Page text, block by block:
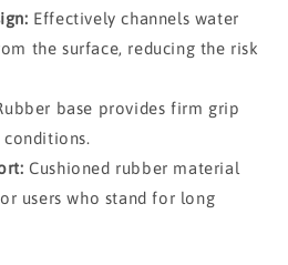
Effectively channels water
the surface, reducing the risk
base provides firm grip
Cushioned rubber material
users who stand for long